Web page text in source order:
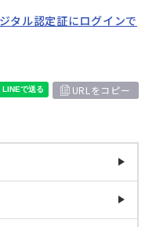
タル認定証にログインで
URLをコピー